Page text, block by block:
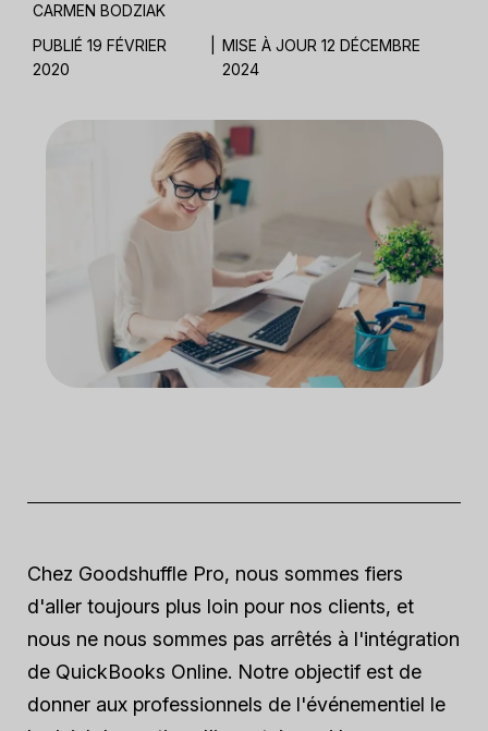
CARMEN BODZIAK
PUBLIÉ 19 FÉVRIER
2020
MISE À JOUR 12 DÉCEMBRE
2024
Chez Goodshuffle Pro, nous sommes fiers
d'aller toujours plus loin pour nos clients, et
nous ne nous sommes pas arrêtés à l'intégration
de QuickBooks Online. Notre objectif est de
donner aux professionnels de l'événementiel le